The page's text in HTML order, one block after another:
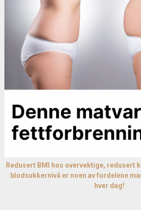
Redusert BMI hos overvektige, redusert
blodsukkernivå er noen av fordelene
hver dag!